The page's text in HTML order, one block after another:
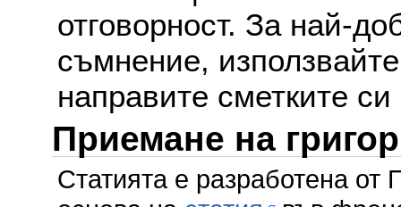
отговорност. За най-
съмнение,
направите сметките
Приемане на
Статията е разработена